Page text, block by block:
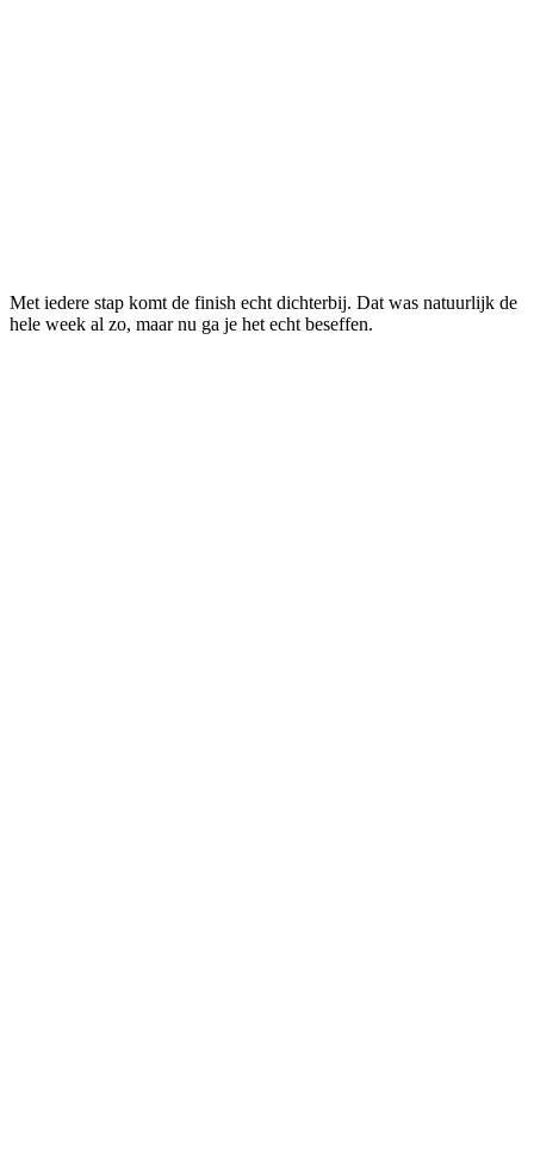
Met iedere stap komt de finish echt dichterbij. Dat was natuurlijk de
hele week al zo, maar nu ga je het echt beseffen.